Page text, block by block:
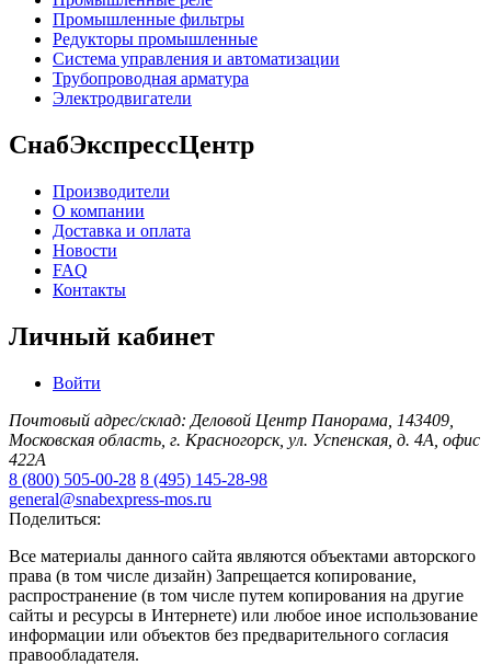
Промышленные фильтры
Редукторы промышленные
Система управления и автоматизации
Трубопроводная арматура
Электродвигатели
СнабЭкспрессЦентр
Производители
О компании
Доставка и оплата
Новости
FAQ
Контакты
Личный кабинет
Войти
Почтовый адрес/склад: Деловой Центр Панорама, 143409,
Московская область, г. Красногорск, ул. Успенская, д. 4А, офис
422А
8 (800) 505-00-28 8 (495) 145-28-98
general@snabexpress-mos.ru
Поделиться:
Все материалы данного сайта являются объектами авторского
права (в том числе дизайн) Запрещается копирование,
распространение (в том числе путем копирования на другие
сайты и ресурсы в Интернете) или любое иное использование
информации или объектов без предварительного согласия
правообладателя.